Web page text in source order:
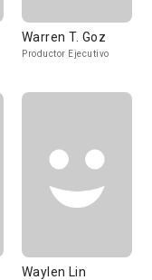
Warren T. Goz
Productor Ejecutivo
Waylen Lin